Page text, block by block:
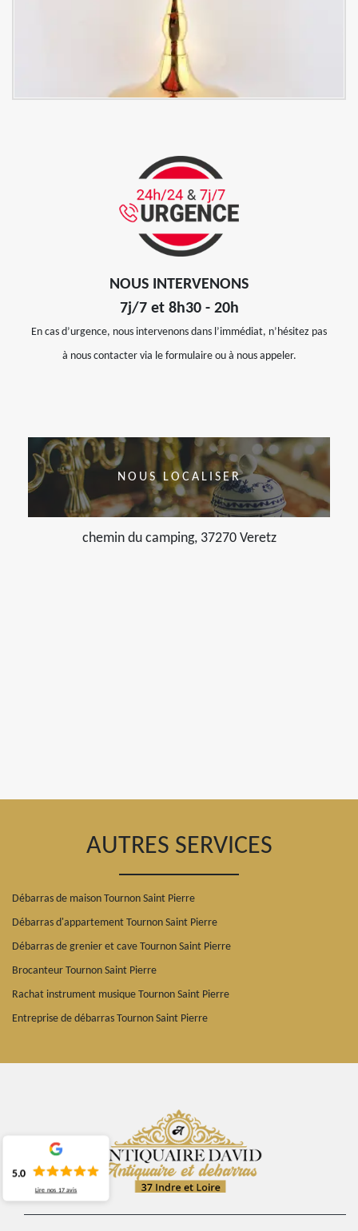
NOUS INTERVENONS
7j/7 et 8h30 - 20h
En cas d’urgence, nous intervenons dans l’immédiat, n’hésitez pas
à nous contacter via le formulaire ou à nous appeler.
NOUS LOCALISER
chemin du camping, 37270 Veretz
AUTRES SERVICES
Débarras de maison Tournon Saint Pierre
Débarras d'appartement Tournon Saint Pierre
Débarras de grenier et cave Tournon Saint Pierre
Brocanteur Tournon Saint Pierre
Rachat instrument musique Tournon Saint Pierre
Entreprise de débarras Tournon Saint Pierre
5.0
Lire nos 17 avis